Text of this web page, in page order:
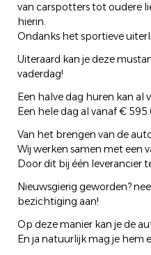
van carspotters tot oudere
hierin.
Ondanks het sportieve
Uiteraard kan je deze
vaderdag!
Een halve dag huren kan al
Een hele dag al vanaf €
Van het brengen van de
Wij werken samen met een
Door dit bij één leverancier
Nieuwsgierig geworden?
bezichtiging aan!
Op deze manier kan je de
En ja natuurlijk mag je hem